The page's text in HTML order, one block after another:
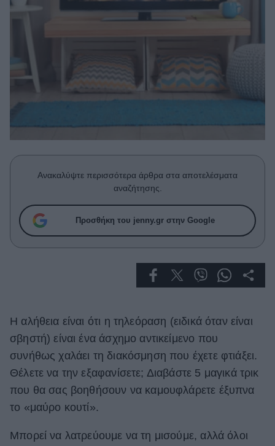
Υγεία + Διατροφή
Woman Power
Working Girl
Real Women
Πρόσωπα
Συνεντεύξεις
Who
True Stories
Ask the Guru
Living
Deco
Cooking
Αφιερώματα
Ανακαλύψτε περισσότερα άρθρα στα αποτελέσματα
αναζήτησης.
Προσθήκη του jenny.gr στην Google
Η αλήθεια είναι ότι η τηλεόραση (ειδικά όταν είναι
σβηστή) είναι ένα άσχημο αντικείμενο που
συνήθως χαλάει τη διακόσμηση που έχετε φτιάξει.
Θέλετε να την εξαφανίσετε; Διαβάστε 5 μαγικά τρικ
που θα σας βοηθήσουν να καμουφλάρετε έξυπνα
το «μαύρο κουτί».
Μπορεί να λατρεύουμε να τη μισούμε, αλλά όλοι